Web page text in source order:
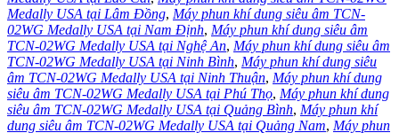
Medally USA tại Lâm Đồng, Máy phun khí dung siêu âm TCN-
02WG Medally USA tại Nam Định, Máy phun khí dung siêu âm
TCN-02WG Medally USA tại Nghệ An, Máy phun khí dung siêu âm
TCN-02WG Medally USA tại Ninh Bình, Máy phun khí dung siêu
âm TCN-02WG Medally USA tại Ninh Thuận, Máy phun khí dung
siêu âm TCN-02WG Medally USA tại Phú Thọ, Máy phun khí dung
siêu âm TCN-02WG Medally USA tại Quảng Bình, Máy phun khí
dung siêu âm TCN-02WG Medally USA tại Quảng Nam, Máy phun